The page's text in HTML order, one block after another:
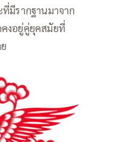
มีรากฐานมาจาก
งอยู่คู่ยุคสมัยที่